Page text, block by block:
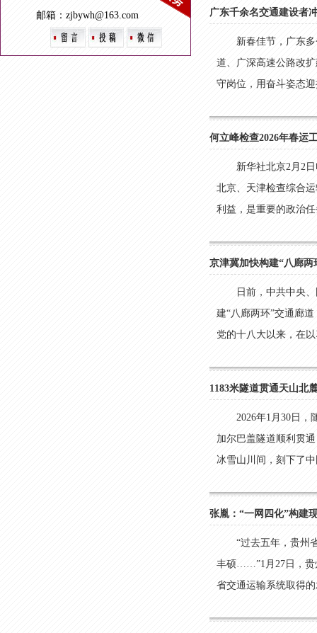
邮箱：zjbywh@163.com 广东千余名交通建设者
新春佳节，广东
道、广深高速公路改
守岗位，用奋斗姿态
何立峰检查2026年春运
新华社北京2月2
北京、天津检查综合
利益，是重要的政治
京津冀加快构建“八廊两
日前，中共中央
建“八廊两环”交通廊
党的十八大以来，在
1183米隧道贯通天山北
2026年1月30日，
加尔巴盖隧道顺利贯
冰雪山川间，刻下了
张胤：“一网四化”构建
“过去五年，贵州
丰硕……”1月27日，贵
省交通运输系统取得